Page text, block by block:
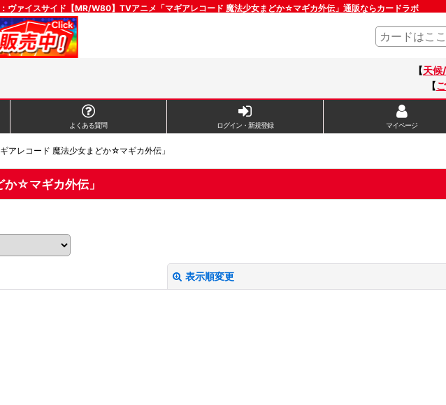
ヴァイスサイド【MR/W80】TVアニメ「マギアレコード 魔法少女まどか☆マギカ外伝」通販ならカードラボ
【天候
【
よくある質問 ログイン・新規登録 マイページ
アレコード 魔法少女まどか☆マギカ外伝」
か☆マギカ外伝」
表示順変更